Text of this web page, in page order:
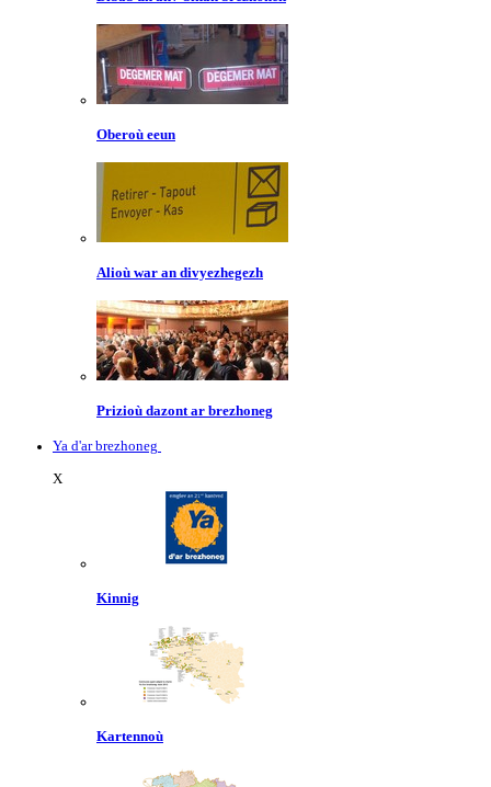
Oberoù eeun
Alioù war an divyezhegezh
Prizioù dazont ar brezhoneg
Ya d'ar brezhoneg
X
Kinnig
Kartennoù